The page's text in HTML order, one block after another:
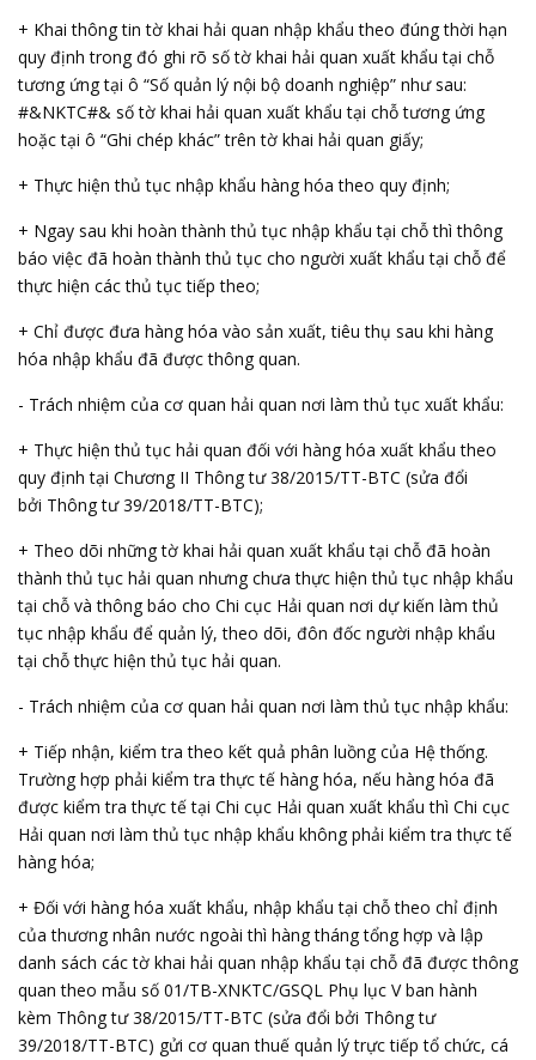
+ Khai thông tin tờ khai hải quan nhập khẩu theo đúng thời hạn
quy định trong đó ghi rõ số tờ khai hải quan xuất khẩu tại chỗ
tương ứng tại ô “Số quản lý nội bộ doanh nghiệp” như sau:
#&NKTC#& số tờ khai hải quan xuất khẩu tại chỗ tương ứng
hoặc tại ô “Ghi chép khác” trên tờ khai hải quan giấy;
+ Thực hiện thủ tục nhập khẩu hàng hóa theo quy định;
+ Ngay sau khi hoàn thành thủ tục nhập khẩu tại chỗ thì thông
báo việc đã hoàn thành thủ tục cho người xuất khẩu tại chỗ để
thực hiện các thủ tục tiếp theo;
+ Chỉ được đưa hàng hóa vào sản xuất, tiêu thụ sau khi hàng
hóa nhập khẩu đã được thông quan.
- Trách nhiệm của cơ quan hải quan nơi làm thủ tục xuất khẩu:
+ Thực hiện thủ tục hải quan đối với hàng hóa xuất khẩu theo
quy định tại Chương II Thông tư 38/2015/TT-BTC (sửa đổi
bởi Thông tư 39/2018/TT-BTC);
+ Theo dõi những tờ khai hải quan xuất khẩu tại chỗ đã hoàn
thành thủ tục hải quan nhưng chưa thực hiện thủ tục nhập khẩu
tại chỗ và thông báo cho Chi cục Hải quan nơi dự kiến làm thủ
tục nhập khẩu để quản lý, theo dõi, đôn đốc người nhập khẩu
tại chỗ thực hiện thủ tục hải quan.
- Trách nhiệm của cơ quan hải quan nơi làm thủ tục nhập khẩu:
+ Tiếp nhận, kiểm tra theo kết quả phân luồng của Hệ thống.
Trường hợp phải kiểm tra thực tế hàng hóa, nếu hàng hóa đã
được kiểm tra thực tế tại Chi cục Hải quan xuất khẩu thì Chi cục
Hải quan nơi làm thủ tục nhập khẩu không phải kiểm tra thực tế
hàng hóa;
+ Đối với hàng hóa xuất khẩu, nhập khẩu tại chỗ theo chỉ định
của thương nhân nước ngoài thì hàng tháng tổng hợp và lập
danh sách các tờ khai hải quan nhập khẩu tại chỗ đã được thông
quan theo mẫu số 01/TB-XNKTC/GSQL Phụ lục V ban hành
kèm Thông tư 38/2015/TT-BTC (sửa đổi bởi Thông tư
39/2018/TT-BTC) gửi cơ quan thuế quản lý trực tiếp tổ chức, cá